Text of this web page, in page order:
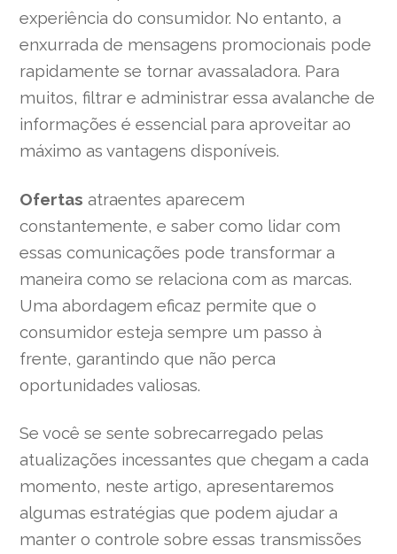
experiência do consumidor. No entanto, a
enxurrada de mensagens promocionais pode
rapidamente se tornar avassaladora. Para
muitos, filtrar e administrar essa avalanche de
informações é essencial para aproveitar ao
máximo as vantagens disponíveis.
Ofertas atraentes aparecem
constantemente, e saber como lidar com
essas comunicações pode transformar a
maneira como se relaciona com as marcas.
Uma abordagem eficaz permite que o
consumidor esteja sempre um passo à
frente, garantindo que não perca
oportunidades valiosas.
Se você se sente sobrecarregado pelas
atualizações incessantes que chegam a cada
momento, neste artigo, apresentaremos
algumas estratégias que podem ajudar a
manter o controle sobre essas transmissões